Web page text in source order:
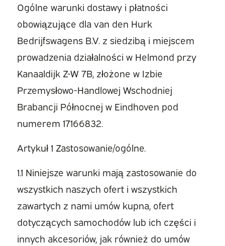
Ogólne warunki dostawy i płatności
obowiązujące dla van den Hurk
Bedrijfswagens B.V. z siedzibą i miejscem
prowadzenia działalności w Helmond przy
Kanaaldijk Z-W 7B, złożone w Izbie
Przemysłowo-Handlowej Wschodniej
Brabancji Północnej w Eindhoven pod
numerem 17166832.
Artykuł 1 Zastosowanie/ogólne.
1.1 Niniejsze warunki mają zastosowanie do
wszystkich naszych ofert i wszystkich
zawartych z nami umów kupna, ofert
dotyczących samochodów lub ich części i
innych akcesoriów, jak również do umów